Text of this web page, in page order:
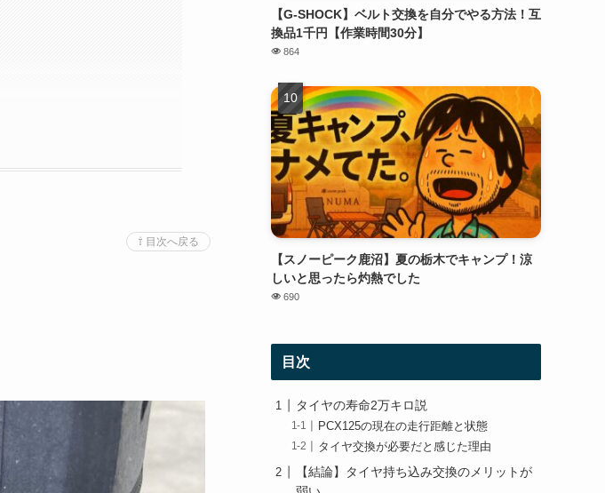
⇧ 目次へ戻る
【G-SHOCK】ベルト交換を自分でやる方法！互
換品1千円【作業時間30分】
864
【スノーピーク鹿沼】夏の栃木でキャンプ！涼
しいと思ったら灼熱でした
690
目次
タイヤの寿命2万キロ説
PCX125の現在の走行距離と状態
タイヤ交換が必要だと感じた理由
【結論】タイヤ持ち込み交換のメリットが